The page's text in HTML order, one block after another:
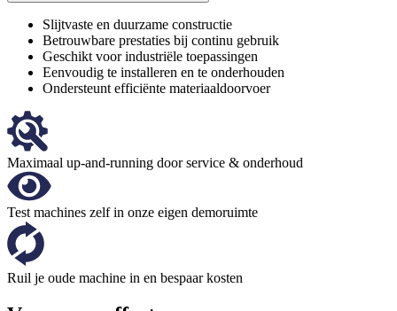
Slijtvaste en duurzame constructie
Betrouwbare prestaties bij continu gebruik
Geschikt voor industriële toepassingen
Eenvoudig te installeren en te onderhouden
Ondersteunt efficiënte materiaaldoorvoer
Maximaal up-and-running door service & onderhoud
Test machines zelf in onze eigen demoruimte
Ruil je oude machine in en bespaar kosten